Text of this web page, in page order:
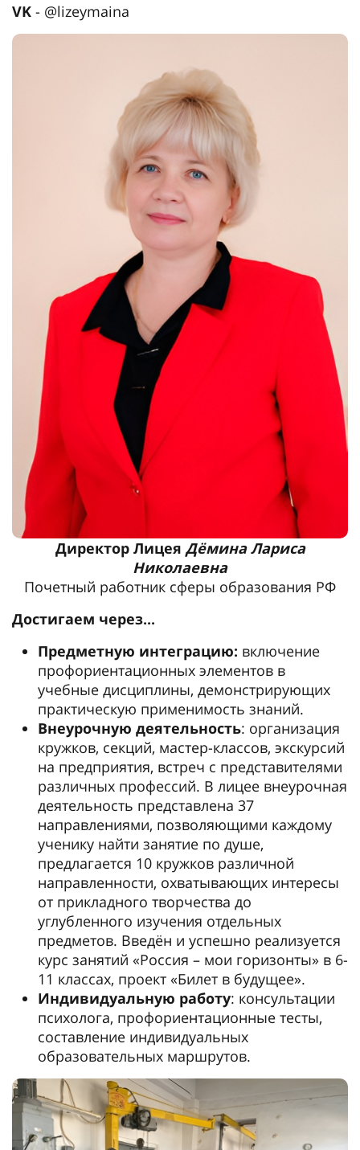
VK - @lizeymaina
Директор Лицея Дёмина Лариса
Николаевна
Почетный работник сферы образования РФ
Достигаем через...
Предметную интеграцию: включение
профориентационных элементов в
учебные дисциплины, демонстрирующих
практическую применимость знаний.
Внеурочную деятельность: организация
кружков, секций, мастер-классов, экскурсий
на предприятия, встреч с представителями
различных профессий. В лицее внеурочная
деятельность представлена 37
направлениями, позволяющими каждому
ученику найти занятие по душе,
предлагается 10 кружков различной
направленности, охватывающих интересы
от прикладного творчества до
углубленного изучения отдельных
предметов. Введён и успешно реализуется
курс занятий «Россия – мои горизонты» в 6-
11 классах, проект «Билет в будущее».
Индивидуальную работу: консультации
психолога, профориентационные тесты,
составление индивидуальных
образовательных маршрутов.